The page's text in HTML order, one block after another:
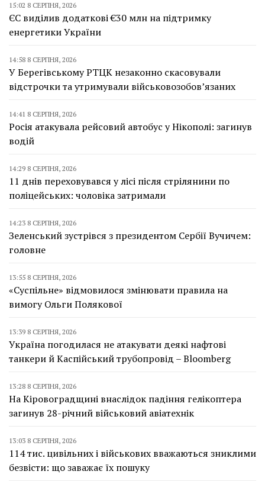
15:02 8 СЕРПНЯ, 2026
ЄС виділив додаткові €30 млн на підтримку
енергетики України
14:58 8 СЕРПНЯ, 2026
У Берегівському РТЦК незаконно скасовували
відстрочки та утримували військовозобов’язаних
14:41 8 СЕРПНЯ, 2026
Росія атакувала рейсовий автобус у Нікополі: загинув
водій
14:29 8 СЕРПНЯ, 2026
11 днів переховувався у лісі після стрілянини по
поліцейських: чоловіка затримали
14:23 8 СЕРПНЯ, 2026
Зеленський зустрівся з президентом Сербії Вучичем:
головне
13:55 8 СЕРПНЯ, 2026
«Суспільне» відмовилося змінювати правила на
вимогу Ольги Полякової
13:39 8 СЕРПНЯ, 2026
Україна погодилася не атакувати деякі нафтові
танкери й Каспійський трубопровід – Bloomberg
13:28 8 СЕРПНЯ, 2026
На Кіровоградщині внаслідок падіння гелікоптера
загинув 28-річний військовий авіатехнік
13:03 8 СЕРПНЯ, 2026
114 тис. цивільних і військових вважаються зниклими
безвісти: що заважає їх пошуку